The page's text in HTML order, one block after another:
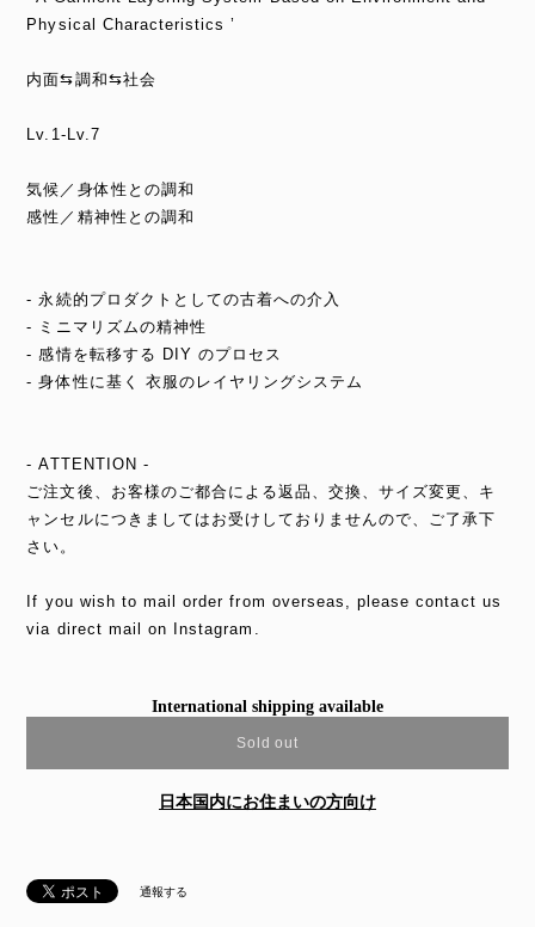
Physical Characteristics ’
内面⇆調和⇆社会
Lv.1-Lv.7
気候／身体性との調和
感性／精神性との調和
- 永続的プロダクトとしての古着への介入
- ミニマリズムの精神性
- 感情を転移する DIY のプロセス
- 身体性に基く 衣服のレイヤリングシステム
- ATTENTION -
ご注文後、お客様のご都合による返品、交換、サイズ変更、キ
ャンセルにつきましてはお受けしておりませんので、ご了承下
さい。
If you wish to mail order from overseas, please contact us
via direct mail on Instagram.
International shipping available
Sold out
日本国内にお住まいの方向け
通報する